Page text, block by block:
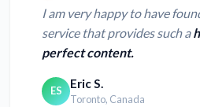
I am very happy to have
service that provides such a
perfect content.
ES Eric S.
Toronto, Canada